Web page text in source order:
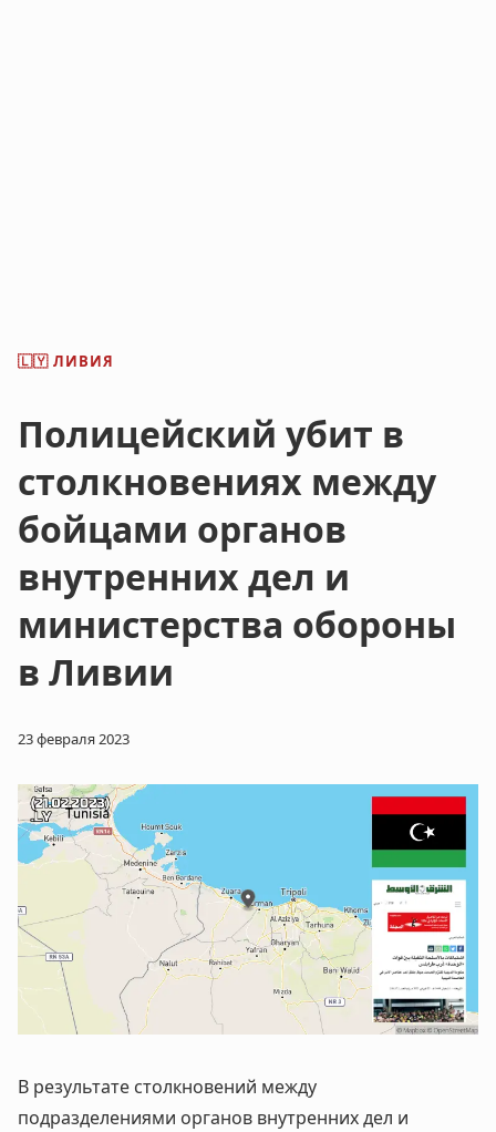
🇱🇾 ЛИВИЯ
Полицейский убит в
столкновениях между
бойцами органов
внутренних дел и
министерства обороны
в Ливии
23 февраля 2023
В результате столкновений между
подразделениями органов внутренних дел и